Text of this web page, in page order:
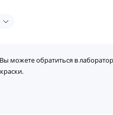
можете обратиться в